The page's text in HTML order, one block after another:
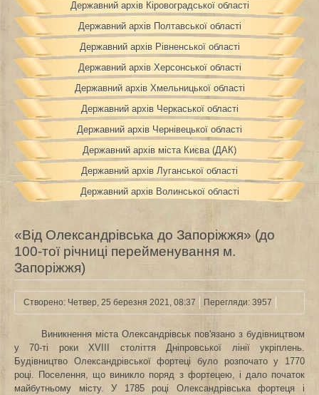
Державний архів Кіровоградської області
Державний архів Полтавської області
Державний архів Рівненської області
Державний архів Херсонської області
Державний архів Хмельницької області
Державний архів Черкаської області
Державний архів Чернівецької області
Державний архів міста Києва (ДАК)
Державний архів Луганської області
Державний архів Волинської області
«Від Олександрівська до Запоріжжя» (до
100-тої річниці перейменування м.
Запоріжжя)
Створено: Четвер, 25 березня 2021, 08:37 Перегляди: 3957
Виникнення міста Олександрівськ пов'язано з будівництвом
у 70-ті роки XVIII століття Дніпровської лінії укріплень.
Будівництво Олександрівської фортеці було розпочато у 1770
році. Поселення, що виникло поряд з фортецею, і дало початок
майбутньому місту. У 1785 році Олександрівська фортеця і